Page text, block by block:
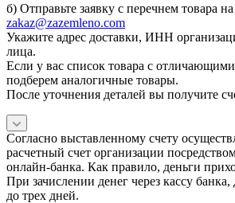
б) Отправьте заявку с перечнем товара на
zakaz@zazemleno.com
Укажите адрес доставки, ИНН
лица.
Если у вас список товара с
подберем аналогичные товары.
После уточнения деталей вы получите
Согласно выставленному счету
расчетный счет организации
онлайн-банка. Как правило, деньги
При зачислении денег через кассу
до трех дней.